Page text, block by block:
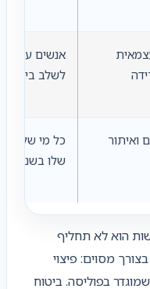
אנשים עם
לשלב ביטוח
ואיתור
כל מי שלא
שלו בשנים
הוא לא תחליף
מסוים: פיצוי
בפוליסה. ביטוח